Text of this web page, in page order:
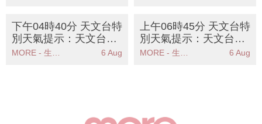
下午04時40分 天文台特
別天氣提示：天文台預
測週末酷熱天氣市民需
6 Aug
上午06時45分 天文台特
別天氣提示：天文台提
醒市民高溫天氣持續請
6 Aug